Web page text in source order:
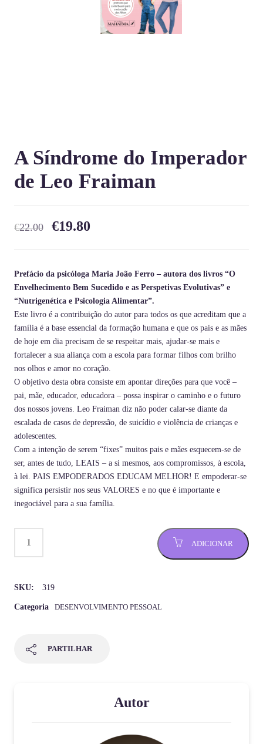
A Síndrome do Imperador
de Leo Fraiman
€22.00 €19.80
Prefácio da psicóloga Maria João Ferro – autora dos livros “O
Envelhecimento Bem Sucedido e as Perspetivas Evolutivas” e
“Nutrigenética e Psicologia Alimentar”.
Este livro é a contribuição do autor para todos os que acreditam que a
família é a base essencial da formação humana e que os pais e as mães
de hoje em dia precisam de se respeitar mais, ajudar-se mais e
fortalecer a sua aliança com a escola para formar filhos com brilho
nos olhos e amor no coração.
O objetivo desta obra consiste em apontar direções para que você –
pai, mãe, educador, educadora – possa inspirar o caminho e o futuro
dos nossos jovens. Leo Fraiman diz não poder calar-se diante da
escalada de casos de depressão, de suicídio e violência de crianças e
adolescentes.
Com a intenção de serem “fixes” muitos pais e mães esquecem-se de
ser, antes de tudo, LEAIS – a si mesmos, aos compromissos, à escola,
à lei. PAIS EMPODERADOS EDUCAM MELHOR! E empoderar-se
significa persistir nos seus VALORES e no que é importante e
inegociável para a sua família.
ADICIONAR
SKU: 319
Categoria DESENVOLVIMENTO PESSOAL
PARTILHAR
Autor